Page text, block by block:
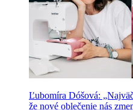
Ľubomíra Dóšová:
že nové oblečenie nás